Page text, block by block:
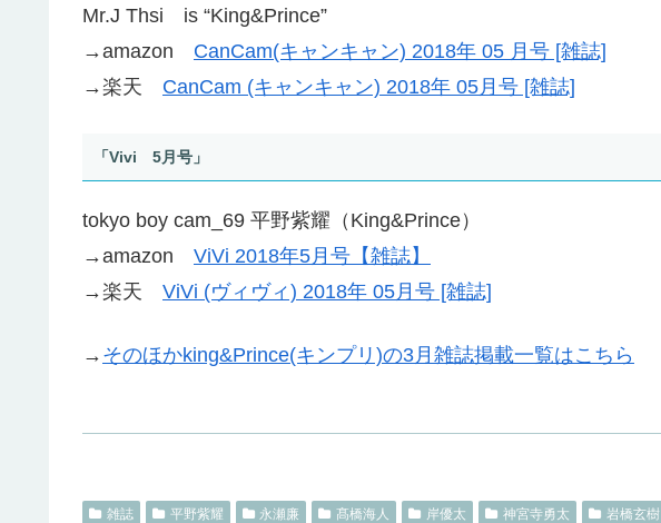
Mr.J Thsi is “King&Prince”
→amazon CanCam(キャンキャン) 2018年 05 月号 [雑誌]
→楽天 CanCam (キャンキャン) 2018年 05月号 [雑誌]
「Vivi 5月号」
tokyo boy cam_69 平野紫耀（King&Prince）
→amazon ViVi 2018年​5月号【雑誌】
→楽天 ViVi (ヴィヴィ) 2018年 05月号 [雑誌]
→ そのほかking&Prince(キンプリ)の3月雑誌掲載一覧はこちら
雑誌 平野紫耀 永瀬廉 髙橋海人 岸優太 神宮寺勇太 岩橋玄樹